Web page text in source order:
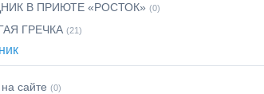
В ПРИЮТЕ «РОСТОК» (0)
ГРЕЧКА (21)
сайте (0)